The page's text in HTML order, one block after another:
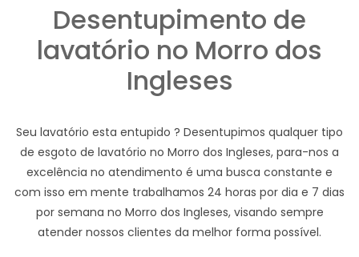
Desentupimento de
lavatório no Morro dos
Ingleses
Seu lavatório esta entupido ? Desentupimos qualquer tipo
de esgoto de lavatório no Morro dos Ingleses, para-nos a
excelência no atendimento é uma busca constante e
com isso em mente trabalhamos 24 horas por dia e 7 dias
por semana no Morro dos Ingleses, visando sempre
atender nossos clientes da melhor forma possível.